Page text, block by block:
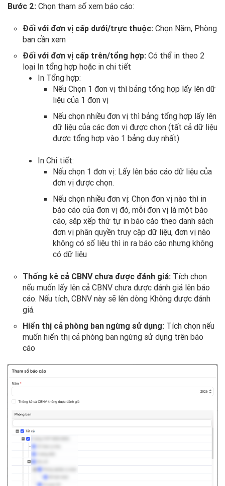
Bước 2: Chọn tham số xem báo cáo:
Đối với đơn vị cấp dưới/trực thuộc: Chọn Năm, Phòng
ban cần xem
Đối với đơn vị cấp trên/tổng hợp: Có thể in theo 2
loại In tổng hợp hoặc in chi tiết
In Tổng hợp:
Nếu Chọn 1 đơn vị thì bảng tổng hợp lấy lên dữ
liệu của 1 đơn vị
Nếu chọn nhiều đơn vị thì bảng tổng hợp lấy lên
dữ liệu của các đơn vị được chọn (tất cả dữ liệu
được tổng hợp vào 1 bảng duy nhất)
In Chi tiết:
Nếu chọn 1 đơn vị: Lấy lên báo cáo dữ liệu của
đơn vị được chọn.
Nếu chọn nhiều đơn vị: Chọn đơn vị nào thì in
báo cáo của đơn vị đó, mỗi đơn vị là một báo
cáo, sắp xếp thứ tự in báo cáo theo danh sách
đơn vị phân quyền truy cập dữ liệu, đơn vị nào
không có số liệu thì in ra báo cáo nhưng không
có dữ liệu
Thống kê cả CBNV chưa được đánh giá: Tích chọn
nếu muốn lấy lên cả CBNV chưa được đánh giá lên báo
cáo. Nếu tích, CBNV này sẽ lên dòng Không được đánh
giá.
Hiển thị cả phòng ban ngừng sử dụng: Tích chọn nếu
muốn hiển thị cả phòng ban ngừng sử dụng trên báo
cáo